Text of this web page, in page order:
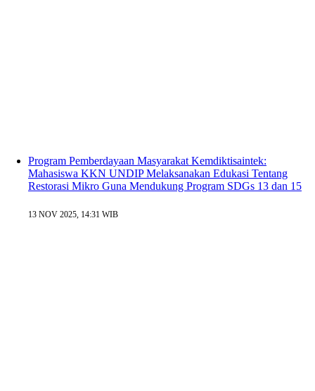
Program Pemberdayaan Masyarakat Kemdiktisaintek:
Mahasiswa KKN UNDIP Melaksanakan Edukasi Tentang
Restorasi Mikro Guna Mendukung Program SDGs 13 dan 15
13 NOV 2025, 14:31 WIB